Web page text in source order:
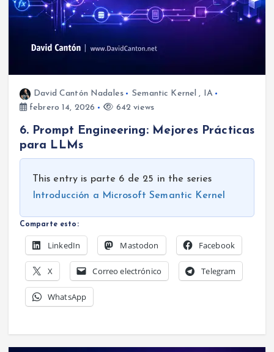
David Cantón Nadales Semantic Kernel , IA
febrero 14, 2026
642 views
6. Prompt Engineering: Mejores Prácticas
para LLMs
This entry is parte 6 de 25 in the series
Introducción a Microsoft Semantic Kernel
Comparte esto:
LinkedIn Mastodon Facebook
X Correo electrónico Telegram
WhatsApp